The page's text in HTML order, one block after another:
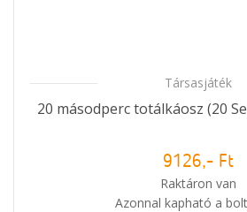
Társasjáték
20 másodperc totálkáosz (20
9126,- Ft
Raktáron van
Azonnal kapható a